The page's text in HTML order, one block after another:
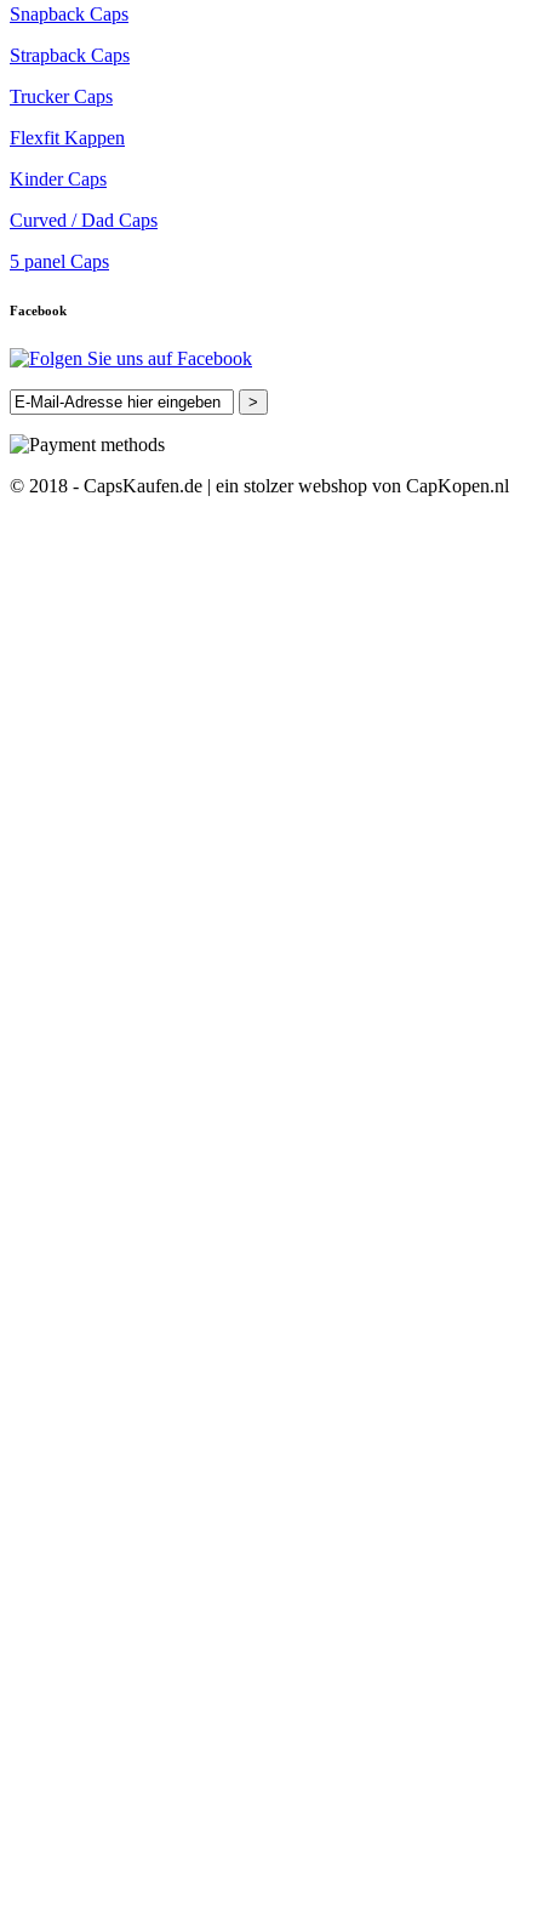
Snapback Caps
Strapback Caps
Trucker Caps
Flexfit Kappen
Kinder Caps
Curved / Dad Caps
5 panel Caps
Facebook
>
© 2018 - CapsKaufen.de | ein stolzer webshop von CapKopen.nl